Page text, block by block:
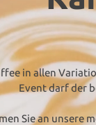
in allen
Event darf der
Sie an unsere